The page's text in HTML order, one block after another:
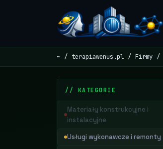
~ terapiawenus.pl Firmy
// KATEGORIE
Materiały konstrukcyjne i
instalacyjne
Usługi wykonawcze i remonty